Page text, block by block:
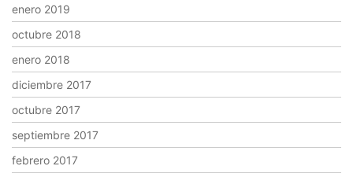
enero 2019
octubre 2018
enero 2018
diciembre 2017
octubre 2017
septiembre 2017
febrero 2017